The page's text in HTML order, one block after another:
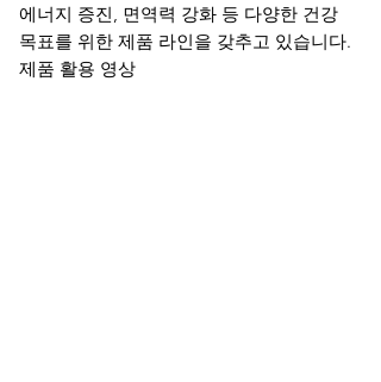
에너지 증진, 면역력 강화 등 다양한 건강
목표를 위한 제품 라인을 갖추고 있습니다.
제품 활용 영상